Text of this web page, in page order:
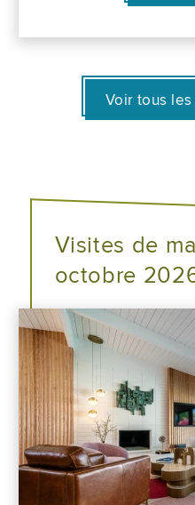
Voir tous
Visites de
octobre